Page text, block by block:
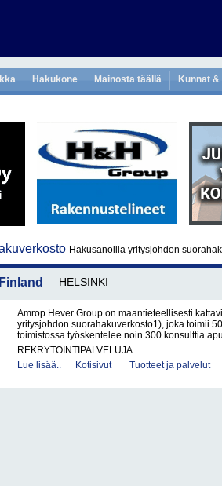
Hakukone Mainosta täällä Kunnat
Hakusanoilla yritysjohdon
HELSINKI
Amrop Hever Group on maantieteellisesti
yritysjohdon suorahakuverkosto1), joka toimii
toimistossa työskentelee noin 300 konsulttia
REKRYTOINTIPALVELUJA
Lue lisää..
Kotisivut Tuotteet ja palvelut